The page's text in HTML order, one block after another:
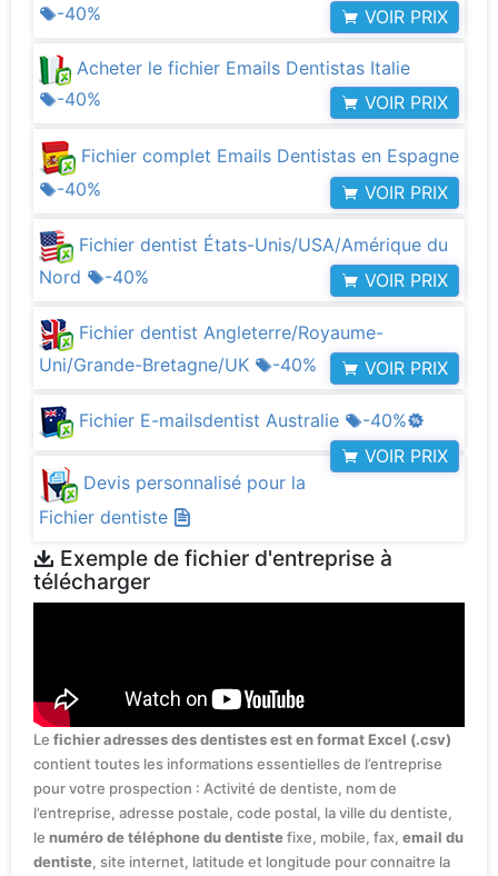
-40%
VOIR PRIX
Acheter le fichier Emails Dentistas Italie
-40%
VOIR PRIX
Fichier complet Emails Dentistas en Espagne
-40%
VOIR PRIX
Fichier dentist États-Unis/USA/Amérique du
Nord
-40% VOIR PRIX
Fichier dentist Angleterre/Royaume-
Uni/Grande-Bretagne/UK
-40% VOIR PRIX
Fichier E-mailsdentist Australie
-40%
VOIR PRIX
Devis personnalisé pour la
Fichier dentiste
Exemple de fichier d'entreprise à
télécharger
Le fichier adresses des dentistes est en format Excel (.csv)
contient toutes les informations essentielles de l’entreprise
pour votre prospection : Activité de dentiste, nom de
l’entreprise, adresse postale, code postal, la ville du dentiste,
le numéro de téléphone du dentistefixe, mobile, fax, email du
dentiste, site internet, latitude et longitude pour connaitre la